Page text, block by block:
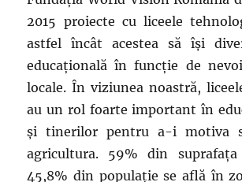
2015 proiecte cu liceele
astfel încât acestea să îşi
educaţională în funcţie de
locale. În viziunea noastră,
au un rol foarte important în
şi tinerilor pentru a-i motiva
agricultura. 59% din
45,8% din populaţie se află în